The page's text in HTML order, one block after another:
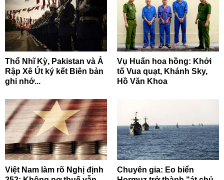
Thổ Nhĩ Kỳ, Pakistan và Ả
Rập Xê Út ký kết Biên bản
ghi nhớ...
Vụ Huấn hoa hồng: Khởi
tố Vua quạt, Khánh Sky,
Hồ Văn Khoa
Việt Nam làm rõ Nghị định
Chuyên gia: Eo biển